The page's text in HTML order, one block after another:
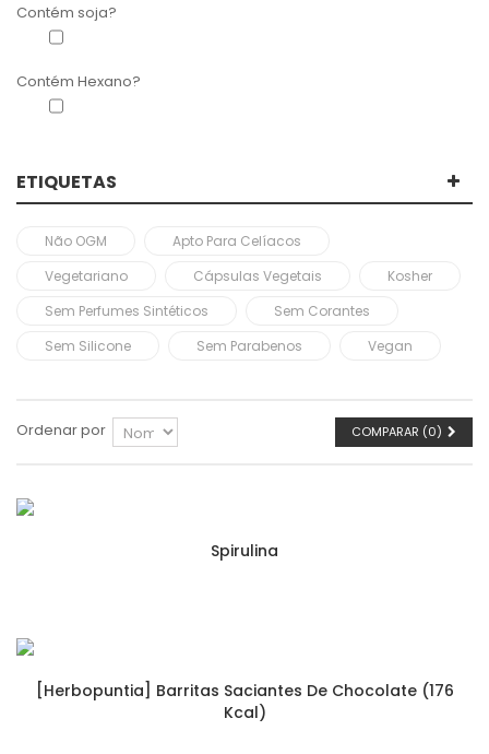
Contém soja?
Contém Hexano?
ETIQUETAS
Não OGM
Apto Para Celíacos
Vegetariano
Cápsulas Vegetais
Kosher
Sem Perfumes Sintéticos
Sem Corantes
Sem Silicone
Sem Parabenos Vegan
COMPARAR (0)
Ordenar por
Spirulina
[Herbopuntia] Barritas Saciantes De Chocolate (176
Kcal)